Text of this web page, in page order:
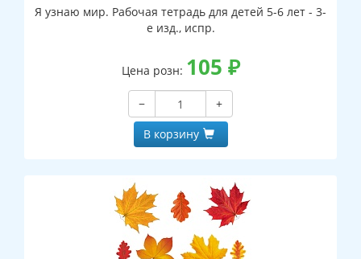
Я узнаю мир. Рабочая тетрадь для детей 5-6 лет - 3-
е изд., испр.
Цена розн: 105 ₽
−
+
В корзину